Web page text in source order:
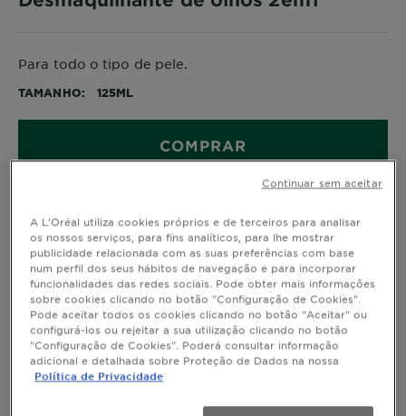
Para todo o tipo de pele.
TAMANHO 125ML
COMPRAR
Informação do Produto
CLOSE SUBPANEL
RESULTADO
CLOSE SUBPANEL
A L'Oréal utiliza cookies próprios e de terceiros para analisar
os nossos serviços, para fins analíticos, para lhe mostrar
publicidade relacionada com as suas preferências com base
num perfil dos seus hábitos de navegação e para incorporar
funcionalidades das redes sociais. Pode obter mais informações
sobre cookies clicando no botão "Configuração de Cookies".
Pode aceitar todos os cookies clicando no botão "Aceitar" ou
configurá-los ou rejeitar a sua utilização clicando no botão
"Configuração de Cookies". Poderá consultar informação
adicional e detalhada sobre Proteção de Dados na nossa
Política de Privacidade
Continuar sem aceitar